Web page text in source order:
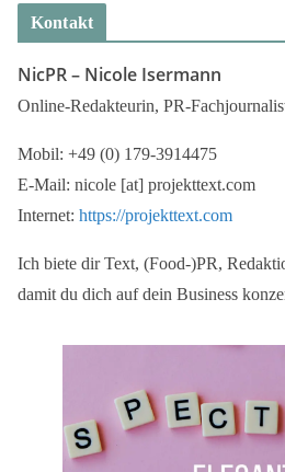
Kontakt
NicPR – Nicole Isermann
Online-Redakteurin, PR-
Mobil: +49 (0) 179-3914475
E-Mail: nicole [at] projekttext.com
Internet: https://projekttext.com
Ich biete dir Text, (Food-)PR,
damit du dich auf dein Business